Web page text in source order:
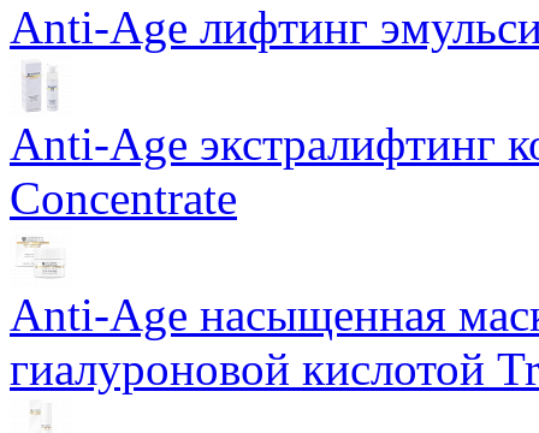
Anti-Age лифтинг
Anti-Age экстралифтинг
Concentrate
Anti-Age насыщенная
гиалуроновой кислотой